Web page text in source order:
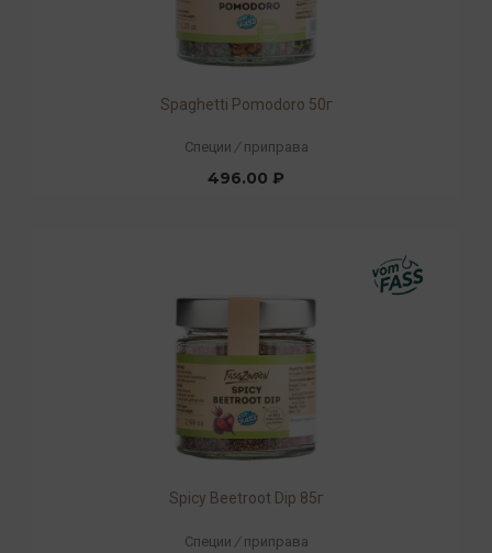
Spaghetti Pomodoro 50г
Специи / приправа
496.00 ₽
Spicy Beetroot Dip 85г
Специи / приправа